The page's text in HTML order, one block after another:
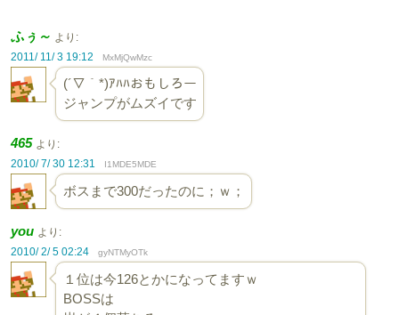
ふぅ～ より:
2011/ 11/ 3 19:12
MxMjQwMzc
(´▽｀*)ｱﾊﾊおもしろー
ジャンプがムズイです
465 より:
2010/ 7/ 30 12:31
I1MDE5MDE
ボスまで300だったのに；ｗ；
you より:
2010/ 2/ 5 02:24
gyNTMyOTk
１位は今126とかになってますｗ
BOSSは